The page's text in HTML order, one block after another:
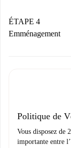
contact avec
Si refusé :
ÉTAPE 4
Emménagement
uniquement
Politique de
Vous disposez de
importante entre